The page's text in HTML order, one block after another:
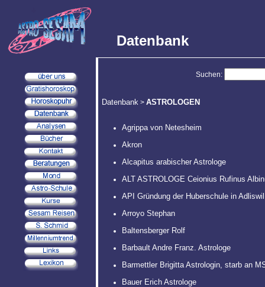
Datenbank
Suchen:
Datenbank > ASTROLOGEN
Agrippa von Netesheim
Akron
Alcapitus arabischer Astrologe
ALT ASTROLOGE Ceionius Rufinus
API Gründung der Huberschule in Adliswil
Arroyo Stephan
Baltensberger Rolf
Barbault Andre Franz. Astrologe
Barmettler Brigitta Astrologin, starb an
Bauer Erich Astrologe